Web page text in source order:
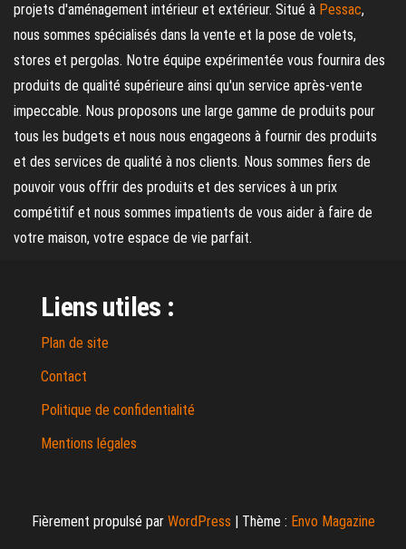
projets d'aménagement intérieur et extérieur. Situé à Pessac,
nous sommes spécialisés dans la vente et la pose de volets,
stores et pergolas. Notre équipe expérimentée vous fournira des
produits de qualité supérieure ainsi qu'un service après-vente
impeccable. Nous proposons une large gamme de produits pour
tous les budgets et nous nous engageons à fournir des produits
et des services de qualité à nos clients. Nous sommes fiers de
pouvoir vous offrir des produits et des services à un prix
compétitif et nous sommes impatients de vous aider à faire de
votre maison, votre espace de vie parfait.
Liens utiles :
Plan de site
Contact
Politique de confidentialité
Mentions légales
Fièrement propulsé par WordPress | Thème : Envo Magazine